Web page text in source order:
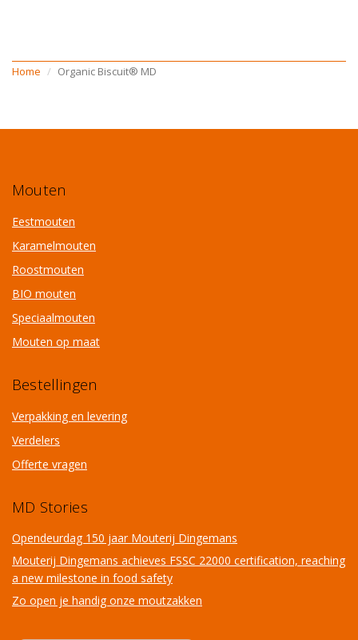
Home Organic Biscuit® MD
Mouten
Eestmouten
Karamelmouten
Roostmouten
BIO mouten
Speciaalmouten
Mouten op maat
Bestellingen
Verpakking en levering
Verdelers
Offerte vragen
MD Stories
Opendeurdag 150 jaar Mouterij Dingemans
Mouterij Dingemans achieves FSSC 22000 certification, reaching
a new milestone in food safety
Zo open je handig onze moutzakken